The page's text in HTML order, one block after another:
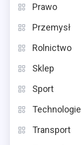
Prawo
Przemysł
Rolnictwo
Sklep
Sport
Technologie
Transport